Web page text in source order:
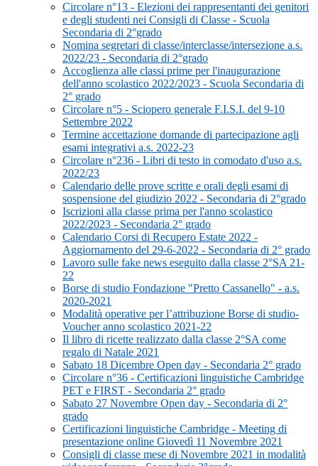
Circolare n°13 - Elezioni dei rappresentanti dei genitori
e degli studenti nei Consigli di Classe - Scuola
Secondaria di 2°grado
Nomina segretari di classe/interclasse/intersezione a.s.
2022/23 - Secondaria di 2°grado
Accoglienza alle classi prime per l'inaugurazione
dell'anno scolastico 2022/2023 - Scuola Secondaria di
2° grado
Circolare n°5 - Sciopero generale F.I.S.I. del 9-10
Settembre 2022
Termine accettazione domande di partecipazione agli
esami integrativi a.s. 2022-23
Circolare n°236 - Libri di testo in comodato d'uso a.s.
2022/23
Calendario delle prove scritte e orali degli esami di
sospensione del giudizio 2022 - Secondaria di 2°grado
Iscrizioni alla classe prima per l'anno scolastico
2022/2023 - Secondaria 2° grado
Calendario Corsi di Recupero Estate 2022 -
Aggiornamento del 29-6-2022 - Secondaria di 2° grado
Lavoro sulle fake news eseguito dalla classe 2°SA 21-
22
Borse di studio Fondazione "Pretto Cassanello" - a.s.
2020-2021
Modalità operative per l’attribuzione Borse di studio-
Voucher anno scolastico 2021-22
Il libro di ricette realizzato dalla classe 2°SA come
regalo di Natale 2021
Sabato 18 Dicembre Open day - Secondaria 2° grado
Circolare n°36 - Certificazioni linguistiche Cambridge
PET e FIRST - Secondaria 2° grado
Sabato 27 Novembre Open day - Secondaria di 2°
grado
Certificazioni linguistiche Cambridge - Meeting di
presentazione online Giovedì 11 Novembre 2021
Consigli di classe mese di Novembre 2021 in modalità